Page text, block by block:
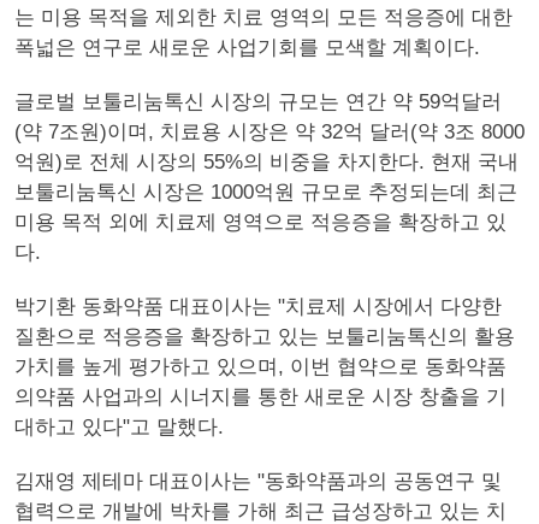
는 미용 목적을 제외한 치료 영역의 모든 적응증에 대한
폭넓은 연구로 새로운 사업기회를 모색할 계획이다.
글로벌 보툴리눔톡신 시장의 규모는 연간 약 59억달러
(약 7조원)이며, 치료용 시장은 약 32억 달러(약 3조 8000
억원)로 전체 시장의 55%의 비중을 차지한다. 현재 국내
보툴리눔톡신 시장은 1000억원 규모로 추정되는데 최근
미용 목적 외에 치료제 영역으로 적응증을 확장하고 있
다.
박기환 동화약품 대표이사는 "치료제 시장에서 다양한
질환으로 적응증을 확장하고 있는 보툴리눔톡신의 활용
가치를 높게 평가하고 있으며, 이번 협약으로 동화약품
의약품 사업과의 시너지를 통한 새로운 시장 창출을 기
대하고 있다"고 말했다.
김재영 제테마 대표이사는 "동화약품과의 공동연구 및
협력으로 개발에 박차를 가해 최근 급성장하고 있는 치